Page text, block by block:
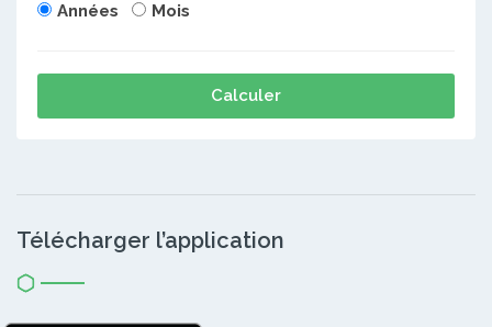
Années Mois
Calculer
Télécharger l’application